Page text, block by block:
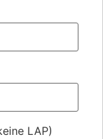
LAP)